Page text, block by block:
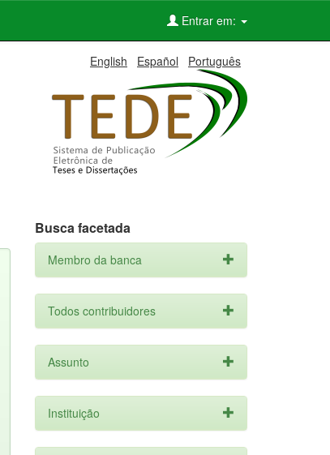
Entrar em:
English Español Português
Busca facetada
Membro da banca
Todos contribuidores
Assunto
Instituição